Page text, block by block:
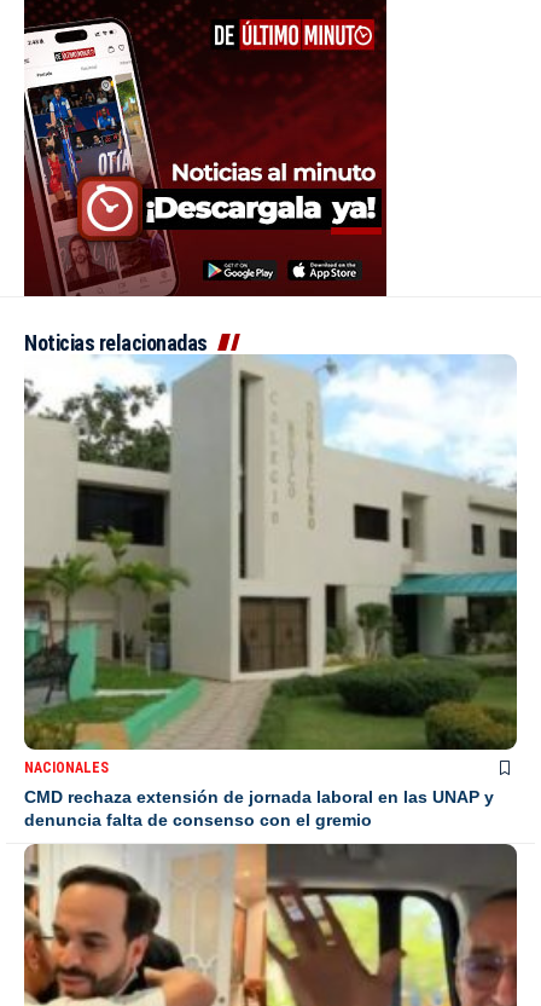
Noticias relacionadas
NACIONALES
CMD rechaza extensión de jornada laboral en las UNAP y
denuncia falta de consenso con el gremio